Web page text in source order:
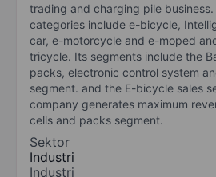
trading and charging pile
categories include e-bicycle,
car, e-motorcycle and e-moped
tricycle. Its segments include the
packs, electronic control system
segment. and the E-bicycle sales
company generates maximum
cells and packs segment.
Sektor
Industri
Industri